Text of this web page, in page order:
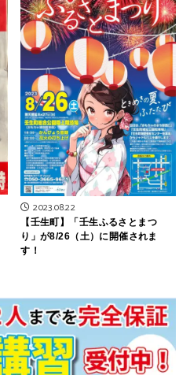
2023.08.22
【壬生町】「壬生ふるさとまつ
り」が8/26（土）に開催されま
す！